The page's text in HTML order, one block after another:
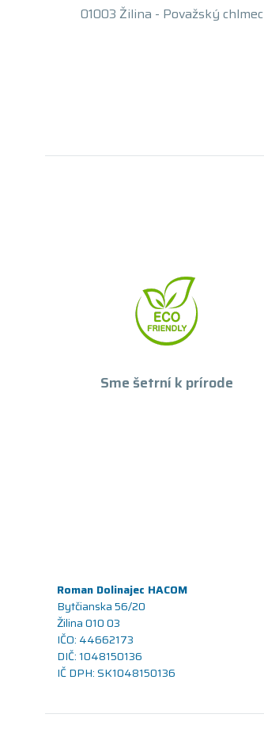
01003 Žilina - Považský chlmec
Sme šetrní k prírode
Roman Dolinajec HACOM
Bytčianska 56/20
Žilina 010 03
IČO: 44662173
DIČ: 1048150136
IČ DPH: SK1048150136